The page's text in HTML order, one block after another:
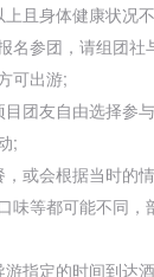
且身体健康状况
名参团，请组团社
可出游;
团友自由选择参
;
或会根据当时的
味等都可能不同
指定的时间到达